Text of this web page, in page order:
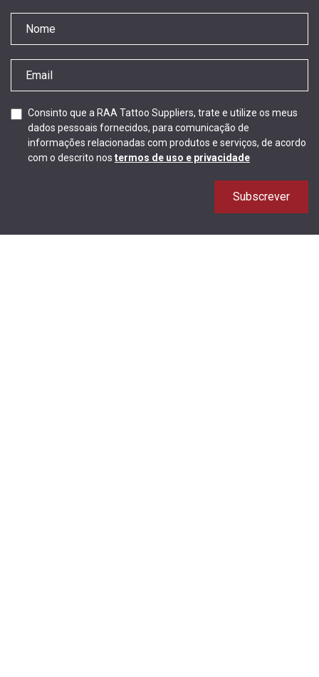
Consinto que a RAA Tattoo Suppliers, trate e utilize os meus
dados pessoais fornecidos, para comunicação de
informações relacionadas com produtos e serviços, de acordo
com o descrito nos termos de uso e privacidade
Subscrever